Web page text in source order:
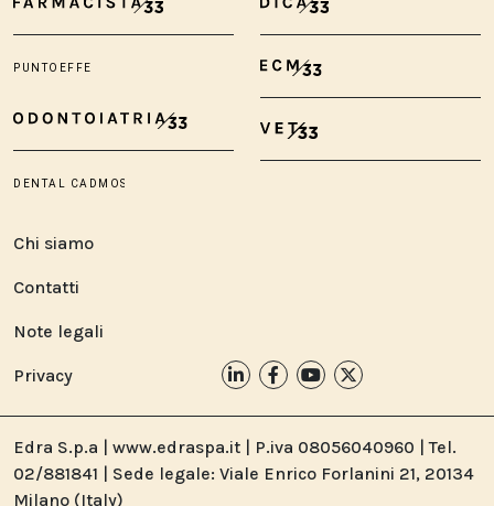
Chi siamo
Contatti
Note legali
Privacy
Edra S.p.a | www.edraspa.it | P.iva 08056040960 | Tel.
02/881841 | Sede legale: Viale Enrico Forlanini 21, 20134
Milano (Italy)